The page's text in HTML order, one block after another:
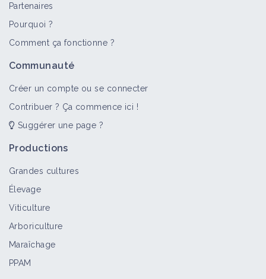
Partenaires
Pourquoi ?
Comment ça fonctionne ?
Communauté
Créer un compte ou se connecter
Contribuer ? Ça commence ici !
Suggérer une page ?
Productions
Grandes cultures
Élevage
Viticulture
Arboriculture
Maraîchage
PPAM